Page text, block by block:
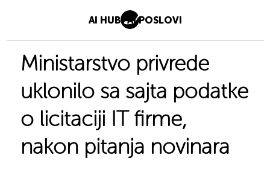
AI HUB AI POSLOVI
Ministarstvo privrede
uklonilo sa sajta podatke
o licitaciji IT firme,
nakon pitanja novinara